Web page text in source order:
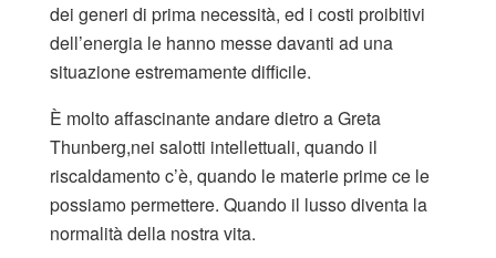
dei generi di prima necessità, ed i costi proibitivi
dell’energia le hanno messe davanti ad una
situazione estremamente difficile.
È molto affascinante andare dietro a Greta
Thunberg,nei salotti intellettuali, quando il
riscaldamento c’è, quando le materie prime ce le
possiamo permettere. Quando il lusso diventa la
normalità della nostra vita.